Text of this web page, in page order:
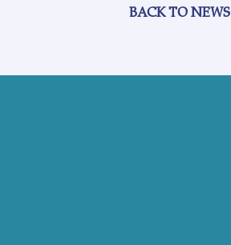
BACK TO NEWS